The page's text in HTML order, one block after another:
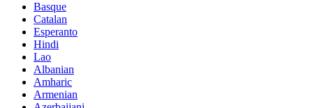
Basque
Catalan
Esperanto
Hindi
Lao
Albanian
Amharic
Armenian